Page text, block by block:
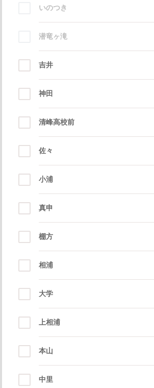
いのつき
潜竜ヶ滝
吉井
神田
清峰高校前
佐々
小浦
真申
棚方
相浦
大学
上相浦
本山
中里